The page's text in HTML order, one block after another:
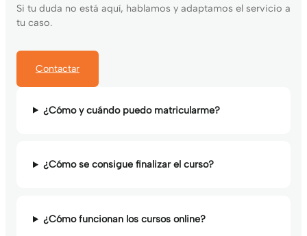
Si tu duda no está aquí, hablamos y adaptamos el servicio a
tu caso.
Contactar
¿Cómo y cuándo puedo matricularme?
¿Cómo se consigue finalizar el curso?
¿Cómo funcionan los cursos online?